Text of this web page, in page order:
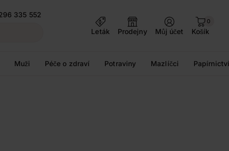
335 552
Leták
Prodejny Můj účet
0
Košík
Muži Péče o zdraví Potraviny Mazlíčci